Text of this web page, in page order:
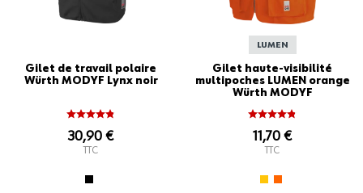
Gilet de travail polaire
Würth MODYF Lynx noir
30,90 €
TTC
LUMEN
Gilet haute-visibilité
multipoches LUMEN orange
Würth MODYF
11,70 €
TTC